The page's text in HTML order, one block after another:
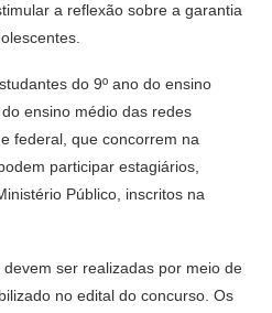
a reflexão sobre a garantia
do 9º ano do ensino
ensino médio das redes
federal, que concorrem na
participar estagiários,
Público, inscritos na
ser realizadas por meio de
no edital do concurso. Os